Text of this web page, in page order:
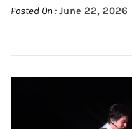
Posted On :June 22, 2026